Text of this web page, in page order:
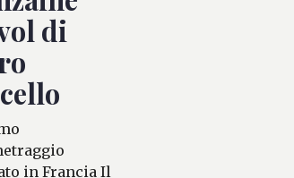
di
in Francia Il